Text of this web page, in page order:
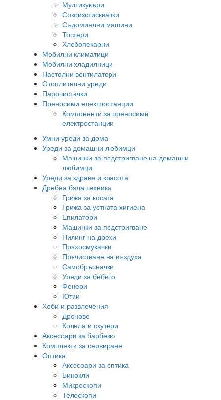
Мултикукъри
Сокоизстисквачки
Съдомиялни машини
Тостери
Хлебопекарни
Мобилни климатици
Мобилни хладилници
Настолни вентилатори
Отоплителни уреди
Парочистачки
Преносими електростанции
Компоненти за преносими
електростанции
Умни уреди за дома
Уреди за домашни любимци
Машинки за подстригване на домашни
любимци
Уреди за здраве и красота
Дребна бяла техника
Грижа за косата
Грижа за устната хигиена
Епилатори
Машинки за подстригване
Пилинг на дрехи
Прахосмукачки
Пречистване на въздуха
Самобръсначки
Уреди за бебето
Фенери
Ютии
Хоби и развлечения
Дронове
Колела и скутери
Аксесоари за барбекю
Комплекти за сервиране
Оптика
Аксесоари за оптика
Бинокли
Микроскопи
Телескопи